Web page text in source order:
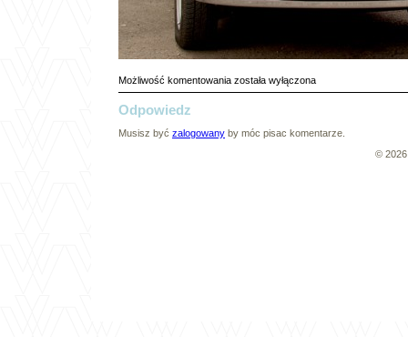
Możliwość komentowania OLYMPUS
DIGITAL
została wyłączona
Odpowiedz
Musisz być zalogowany by móc pisac komentarze.
©